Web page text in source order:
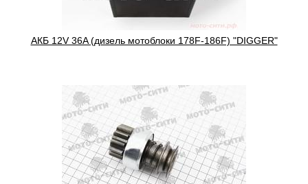
АКБ 12V 36A (дизель мотоблоки 178F-186F) "DIGGER"